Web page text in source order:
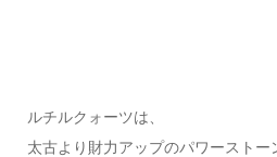
ルチルクォーツは、
太古より財力アップのパワーストー